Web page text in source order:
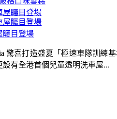
矚目登場
驚喜打造盛夏「極速車隊訓
有全港首個兒童透明洗車屋...